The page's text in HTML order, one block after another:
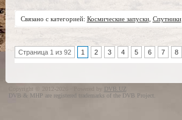
Связано с категорией: Космические запуски, Спутники
Страница 1 из 92 1 2 3 4 5 6 7 8
Copyright © 2012-2026 · Powered by
DVB.UZ
DVB & MHP are registered trademarks of the DVB Project.